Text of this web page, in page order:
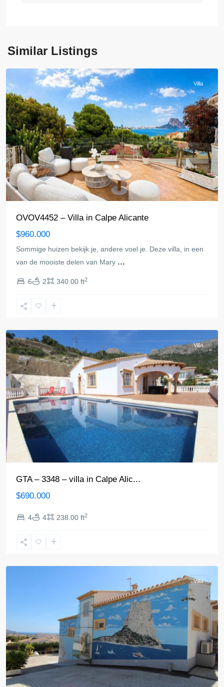
Similar Listings
Calpe
Villa
OVOV4452 – Villa in Calpe Alicante
$960.000
Sommige huizen bekijk je, andere voel je. Deze villa, in een
van de mooiste delen van Mary ...
6 2 340.00 ft2
Villa
GTA – 3348 – villa in Calpe Alic...
$690.000
4 4 238.00 ft2
Villa